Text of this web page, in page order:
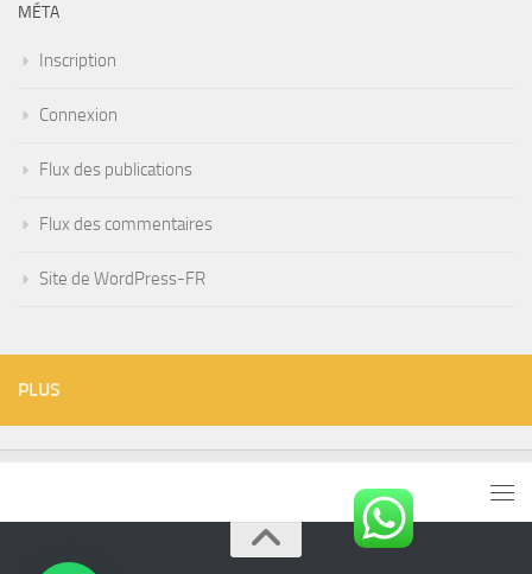
MÉTA
Inscription
Connexion
Flux des publications
Flux des commentaires
Site de WordPress-FR
PLUS